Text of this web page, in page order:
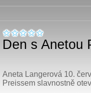
Den s Anetou
Aneta Langerová 10.
Preissem slavnostně